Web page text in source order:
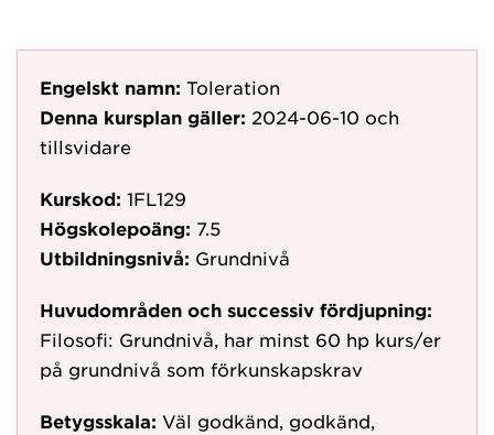
Engelskt namn: Toleration
Denna kursplan gäller: 2024-06-10 och
tillsvidare
Kurskod: 1FL129
Högskolepoäng: 7.5
Utbildningsnivå: Grundnivå
Huvudområden och successiv fördjupning:
Filosofi: Grundnivå, har minst 60 hp kurs/er
på grundnivå som förkunskapskrav
Betygsskala: Väl godkänd, godkänd,